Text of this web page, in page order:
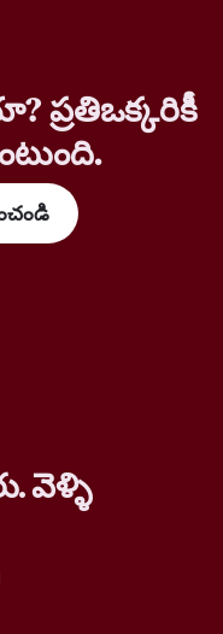
ప్రతిఒక్కరికీ
వెళ్ళి